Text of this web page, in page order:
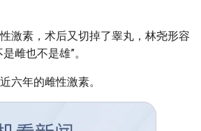
激素，术后又切掉了睾丸，林尧形容
雌也不是雄”。
六年的雌性激素。